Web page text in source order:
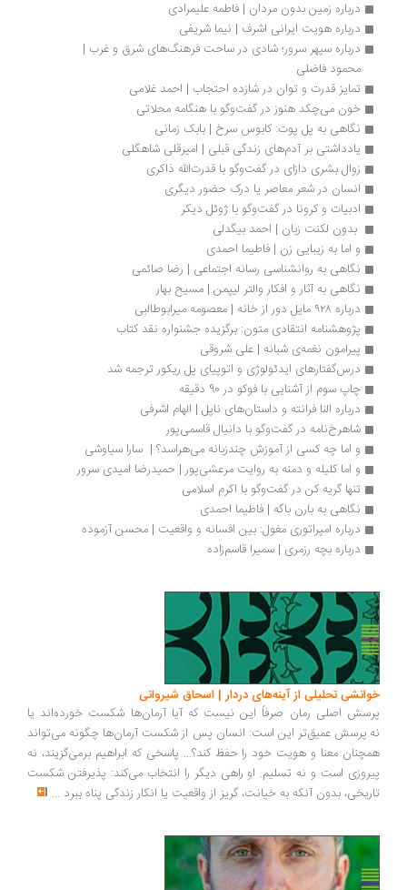
درباره زمین بدون مردان | فاطمه علیمرادی
درباره هویت ایرانی اشرف | نیما شریفی
درباره سپهر سرور؛ شادی در ساحت فرهنگ‌های شرق و غرب |
محمود فاضلی
تمایز قدرت و توان در شازده احتجاب | احمد غلامی
خون می‌چکد هنوز در گفت‌وگو با هنگامه محلاتی
نگاهی به پل پوت: کابوس سرخ | بابک زمانی
یادداشتی بر آدم‌های زندگی قبلی | امیرقلی شاهگلی
زوال بشری دازای در گفت‌وگو با قدرت‌الله ذاکری
انسان در شعر معاصر یا درک حضور دیگری
ادبیات و کرونا در گفت‌وگو با ژوئل دیکر
بدون لکنت زبان | احمد بیگدلی
و اما به زیبایی زن | فاطیما احمدی
نگاهی به روانشناسی رسانه اجتماعی | رضا صائمی
نگاهی به آثار و افکار والتر لیپمن | مسیح بهار
درباره ۹۲۸ مایل دور از خانه | معصومه میرابوطالبی
پژوهشنامه انتقادی متون: برگزیده جشنواره نقد کتاب
پیرامون نغمه‌ی شبانه | علی شروقی
درس‌گفتارهای ایدئولوژی و اتوپیای پل ریکور ترجمه شد
چاپ سوم از آشنایی با فوکو در 90 دقیقه
درباره النا فرانته و داستان‌های ناپل | الهام اشرفی
شاهرخ‌نامه در گفت‌وگو با دانیال قاسمی‌پور
و اما چه کسی از آموزش چندزبانه می‌هراسد؟ |  سارا سیاوشی
و اما کلیله و دمنه به روایت مرعشی‌پور | حمیدرضا امیدی سرور
تنها گریه کن در گفت‌وگو با اکرم اسلامی
نگاهی به بارن باگه | فاطیما احمدی
درباره امپراتوری مغول: بین افسانه و واقعیت | محسن آزموده
درباره بچه رزمری | سمیرا قاسم‌زاده
تحلیلی از آینه‌های دردار | اسحاق شیروانی
اصلی رمان صرفاً این نیست که آیا آرمان‌ها شکست خورده‌اند یا
عمیق‌تر این است: انسان پس از شکست آرمان‌ها چگونه می‌تواند
معنا و هویت خود را حفظ کند؟... پاسخی که ابراهیم برمی‌گزیند، نه
است و نه تسلیم. او راهی دیگر را انتخاب می‌کند: پذیرفتن شکست
بدون آنکه به خیانت، گریز از واقعیت یا انکار زندگی پناه ببرد...